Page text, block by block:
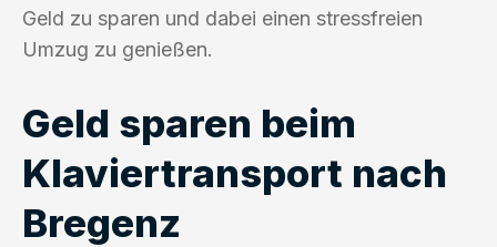
Geld zu sparen und dabei einen stressfreien
Umzug zu genießen.
Geld sparen beim
Klaviertransport nach
Bregenz